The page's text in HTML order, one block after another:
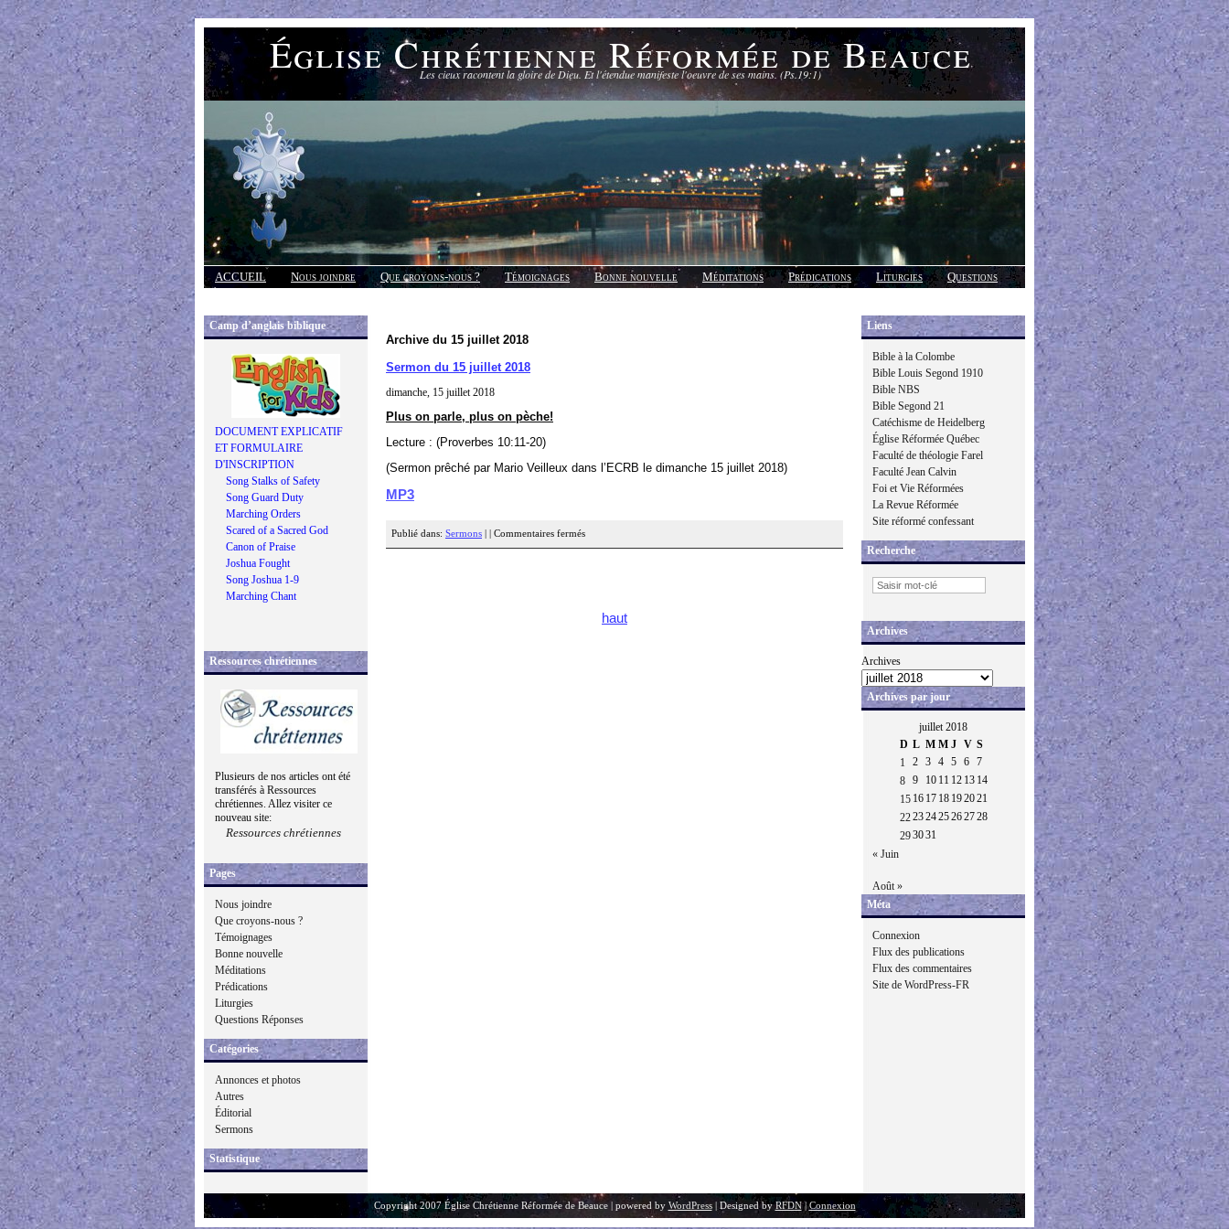
Église Chrétienne Réformée de Beauce
Les cieux racontent la gloire de Dieu. Et l'étendue manifeste l'oeuvre de ses mains. (Ps.19:1)
ACCUEIL Nous joindre Que croyons-nous ? Témoignages Bonne nouvelle Méditations Prédications Liturgies
Questions
Réponses
Camp d’anglais biblique
DOCUMENT EXPLICATIF
ET FORMULAIRE
D'INSCRIPTION
Song Stalks of Safety
Song Guard Duty
Marching Orders
Scared of a Sacred God
Canon of Praise
Joshua Fought
Song Joshua 1-9
Marching Chant
Ressources chrétiennes
Plusieurs de nos articles ont été
transférés à Ressources
chrétiennes. Allez visiter ce
nouveau site:
Ressources chrétiennes
Pages
Nous joindre
Que croyons-nous ?
Témoignages
Bonne nouvelle
Méditations
Prédications
Liturgies
Questions Réponses
Catégories
Annonces et photos
Autres
Éditorial
Sermons
Statistique
Archive du 15 juillet 2018
Sermon du 15 juillet 2018
dimanche, 15 juillet 2018
Plus on parle, plus on pèche!
Lecture : (Proverbes 10:11-20)
(Sermon prêché par Mario Veilleux dans l’ECRB le dimanche 15 juillet 2018)
MP3
Publié dans: Sermons Commentaires fermés
haut
Liens
Bible à la Colombe
Bible Louis Segond 1910
Bible NBS
Bible Segond 21
Catéchisme de Heidelberg
Église Réformée Québec
Faculté de théologie Farel
Faculté Jean Calvin
Foi et Vie Réformées
La Revue Réformée
Site réformé confessant
Recherche
Archives
Archives
Archives par jour
juillet 2018
D L M M J V S
1
2 3 4 5 6
7
8
9 10 11 12 13 14
15 16 17 18 192021
22232425262728
293031
« Juin
Août »
Méta
Connexion
Flux des publications
Flux des commentaires
Site de WordPress-FR
Copyright 2007 Église Chrétienne Réformée de Beauce | powered by WordPress| Designed byRFDN|Connexion